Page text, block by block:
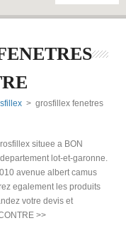
> grosfillex fenetres
situee a BON
lot-et-garonne.
avenue albert camus
egalement les produits
votre devis et
>>